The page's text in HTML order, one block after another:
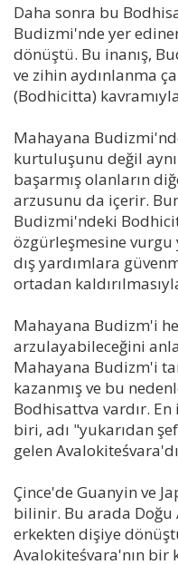
Daha sonra bu
Budizmi'nde yer
dönüştü. Bu inanış,
ve zihin aydınlanma
(Bodhicitta)
Mahayana
kurtuluşunu değil
başarmış olanların
arzusunu da içerir.
Budizmi'ndeki
özgürleşmesine vurgu
dış yardımlara
ortadan
Mahayana Budizm'i
arzulayabileceğini
Mahayana Budizm'i
kazanmış ve bu
Bodhisattva vardır.
biri, adı "yukarıdan
gelen
Çince'de Guanyin ve
bilinir. Bu arada Doğu
erkekten dişiye
Avalokiteśvara'nın bir